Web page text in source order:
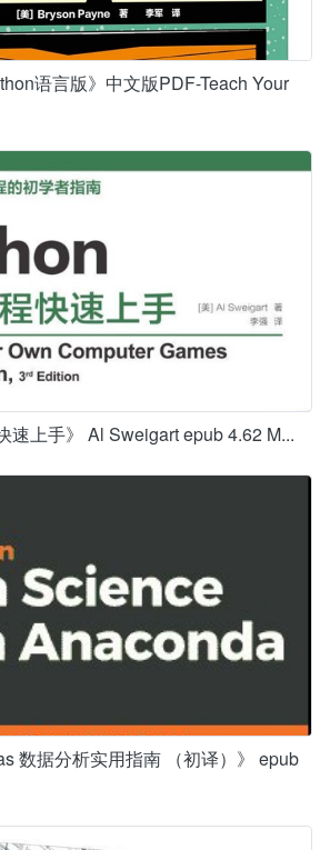
语言版》中文版PDF-Teach Your
速上手》 Al Sweigart epub 4.62 M...
数据分析实用指南 （初译）》 epub